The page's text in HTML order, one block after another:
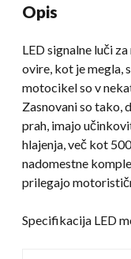
Glide
Opis
LED signalne luči
ovire, kot je megla,
motocikel so v
Zasnovani so tako,
prah, imajo
hlajenja, več kot
nadomestne
prilegajo
Specifikacija LED